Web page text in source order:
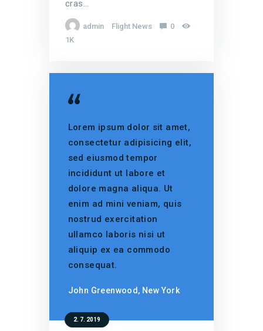
cras…
admin Flight News
0
1K
Lorem ipsum dolor sit amet,
consectetur adipisicing elit,
sed eiusmod tempor
incididunt ut labore et
dolore magna aliqua. Ut
enim ad mini veniam, quis
nostrud exercitation
ullamco laboris nisi ut
aliquip ex ea commodo
consequat.
John Greenwood, New York
2. 7. 2019